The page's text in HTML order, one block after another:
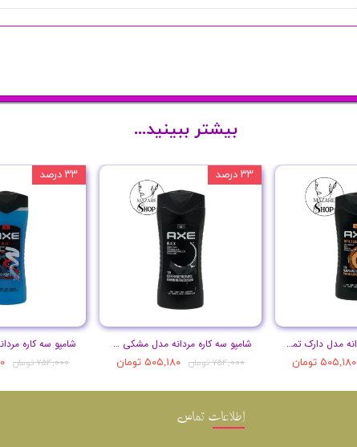
۷۵۴,۰۰۰ تومان
۳۳ درصد
شامپو سه کاره مردانه مدل مشکی حجم 400 میل
۷۵۴,۰۰۰ تومان ۵۰۵,۱۸۰ تومان
۳۳ درصد
شامپو سه کاره مردانه مدل دارک تمپتیشن حجم 400 میل
۵۰۵,۱۸۰ تومان
بیشتر ببینید...
اطلاعات تماس